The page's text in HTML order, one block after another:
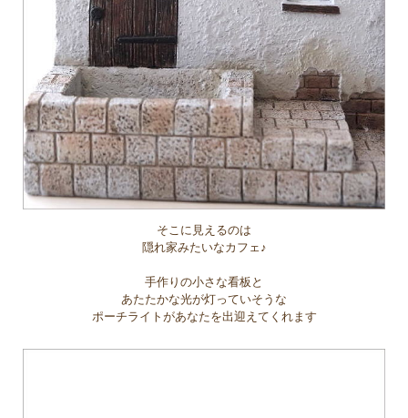
そこに見えるのは
隠れ家みたいなカフェ♪
手作りの小さな看板と
あたたかな光が灯っていそうな
ポーチライトがあなたを出迎えてくれます